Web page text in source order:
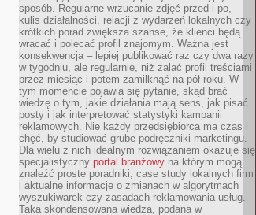
sposób. Regularne wrzucanie zdjęć przed i po,
kulis działalności, relacji z wydarzeń lokalnych czy
krótkich porad zwiększa szanse, że klienci będą
wracać i polecać profil znajomym. Ważna jest
konsekwencja – lepiej publikować raz czy dwa razy
w tygodniu, ale regularnie, niż zalać profil treściami
przez miesiąc i potem zamilknąć na pół roku. W
tym momencie pojawia się pytanie, skąd brać
wiedzę o tym, jakie działania mają sens, jak pisać
posty i jak interpretować statystyki kampanii
reklamowych. Nie każdy przedsiębiorca ma czas i
chęć, by studiować grube podręczniki marketingu.
Dla wielu z nich idealnym rozwiązaniem okazuje się
specjalistyczny portal branżowy na którym mogą
znaleźć proste poradniki, case study lokalnych firm
i aktualne informacje o zmianach w algorytmach
wyszukiwarek czy zasadach reklamowania usług.
Taka skondensowana wiedza, podana w